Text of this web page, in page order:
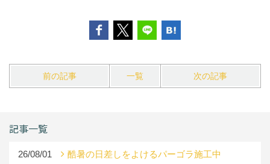
前の記事 一覧 次の記事
記事一覧
26/08/01 酷暑の日差しをよけるパーゴラ施工中